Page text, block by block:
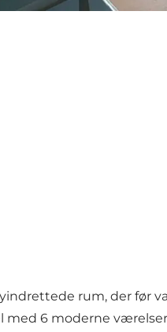
rum, der før
6 moderne